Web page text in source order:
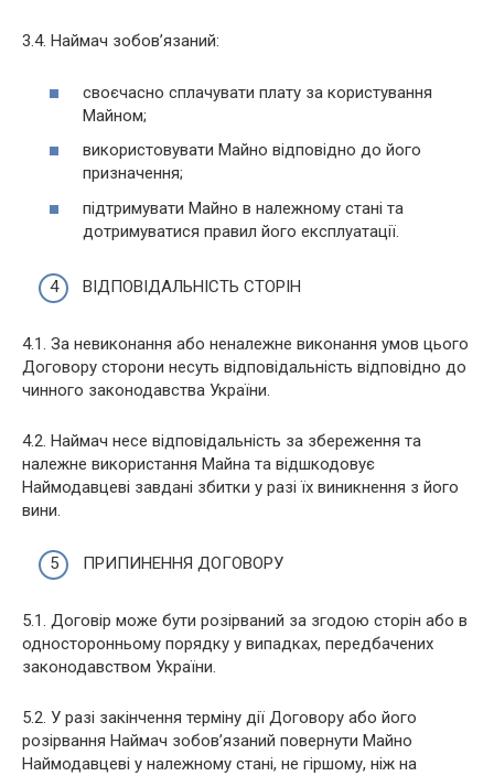
3.4. Наймач зобов’язаний:
своєчасно сплачувати плату за користування
Майном;
використовувати Майно відповідно до його
призначення;
підтримувати Майно в належному стані та
дотримуватися правил його експлуатації.
ВІДПОВІДАЛЬНІСТЬ СТОРІН
4.1. За невиконання або неналежне виконання умов цього
Договору сторони несуть відповідальність відповідно до
чинного законодавства України.
4.2. Наймач несе відповідальність за збереження та
належне використання Майна та відшкодовує
Наймодавцеві завдані збитки у разі їх виникнення з його
вини.
ПРИПИНЕННЯ ДОГОВОРУ
5.1. Договір може бути розірваний за згодою сторін або в
односторонньому порядку у випадках, передбачених
законодавством України.
5.2. У разі закінчення терміну дії Договору або його
розірвання Наймач зобов’язаний повернути Майно
Наймодавцеві у належному стані, не гіршому, ніж на